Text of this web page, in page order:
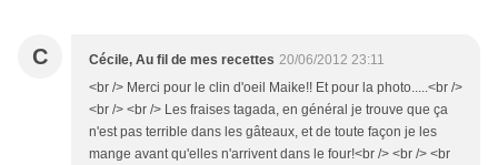
C Cécile, Au fil de mes recettes 20/06/2012 23:11
<br /> Merci pour le clin d'oeil Maike!! Et pour la photo.....<br />
<br /> <br /> Les fraises tagada, en général je trouve que ça
n'est pas terrible dans les gâteaux, et de toute façon je les
mange avant qu'elles n'arrivent dans le four!<br /> <br /> <br